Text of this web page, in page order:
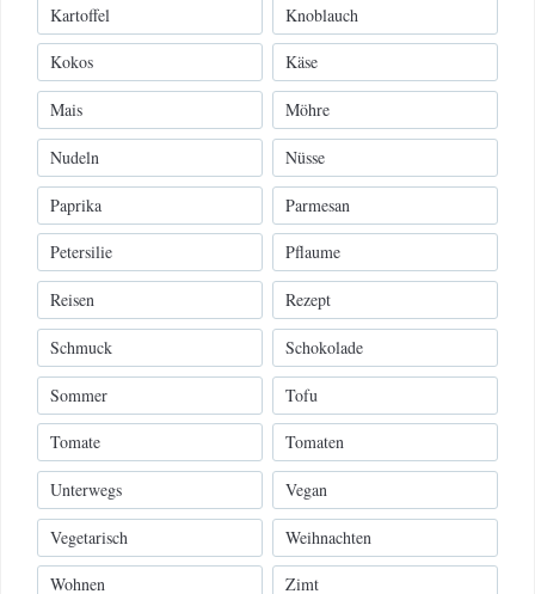
Kartoffel Knoblauch
Kokos Käse
Mais Möhre
Nudeln Nüsse
Paprika Parmesan
Petersilie Pflaume
Reisen Rezept
Schmuck Schokolade
Sommer Tofu
Tomate Tomaten
Unterwegs Vegan
Vegetarisch Weihnachten
Wohnen Zimt